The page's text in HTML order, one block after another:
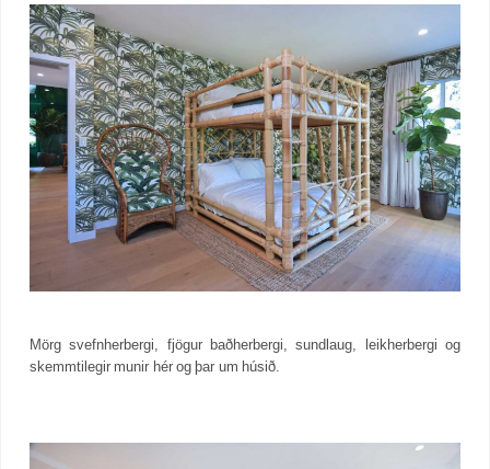
Mörg svefnherbergi, fjögur baðherbergi, sundlaug, leikherbergi og
skemmtilegir munir hér og þar um húsið.